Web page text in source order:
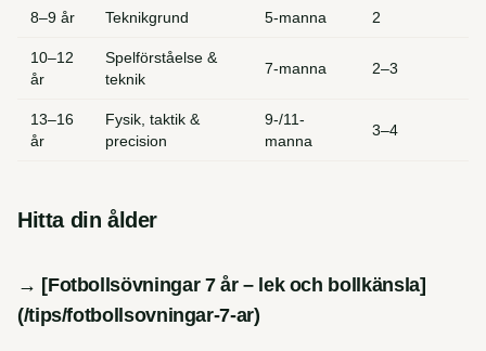
8–9 år Teknikgrund 5-manna 2
10–12
år
Spelförståelse &
teknik
7-manna 2–3
13–16
år
Fysik, taktik &
precision
9-/11-
manna
3–4
Hitta din ålder
→ [Fotbollsövningar 7 år – lek och bollkänsla]
(/tips/fotbollsovningar-7-ar)